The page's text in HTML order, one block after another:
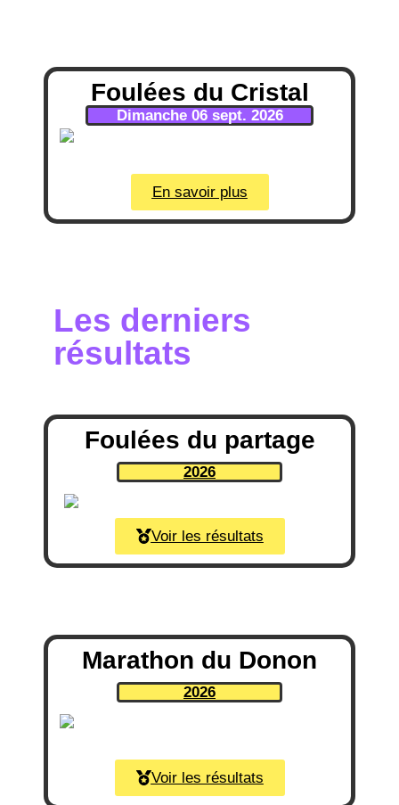
Foulées du Cristal
Dimanche 06 sept. 2026
En savoir plus
Les derniers
résultats
Foulées du partage
2026
Voir les résultats
Marathon du Donon
2026
Voir les résultats